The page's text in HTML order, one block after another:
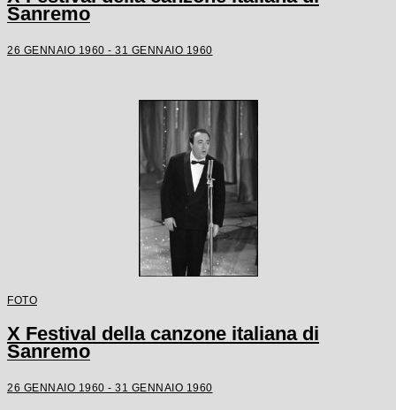
Sanremo
26 GENNAIO 1960 - 31 GENNAIO 1960
FOTO
X Festival della canzone italiana di
Sanremo
26 GENNAIO 1960 - 31 GENNAIO 1960